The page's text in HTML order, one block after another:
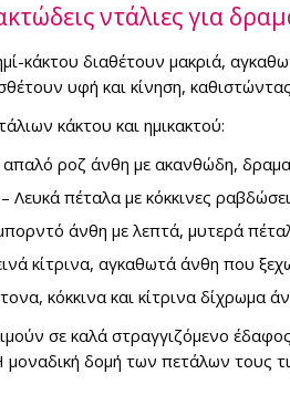
ντάλιες για
κάκτου διαθέτουν μακριά,
υφή και κίνηση,
κάκτου και ημικακτού:
ροζ άνθη με ακανθώδη,
– Λευκά πέταλα με κόκκινες
άνθη με λεπτά, μυτερά
κίτρινα, αγκαθωτά άνθη που
κόκκινα και κίτρινα δίχρωμα
σε καλά στραγγιζόμενο
δομή των πετάλων τους